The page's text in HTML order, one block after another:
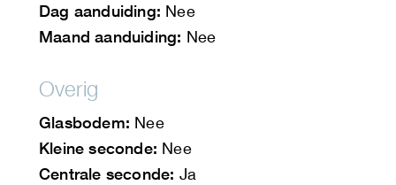
Dag aanduiding: Nee
Maand aanduiding: Nee
Overig
Glasbodem: Nee
Kleine seconde: Nee
Centrale seconde: Ja